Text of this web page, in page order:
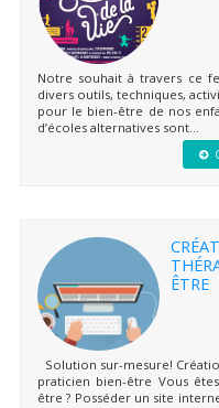
Notre souhait à travers ce
divers outils, techniques,
pour le bien-être de nos
d’écoles alternatives sont...
ÊTRE
Solution sur-mesure!
praticien bien-être Vous
être ? Posséder un site